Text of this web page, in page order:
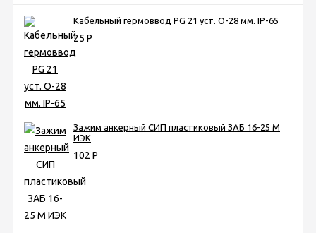
Кабельный гермоввод PG 21 уст. O-28 мм. IP-65
25 Р
Зажим анкерный СИП пластиковый ЗАБ 16-25 М
ИЭК
102 Р